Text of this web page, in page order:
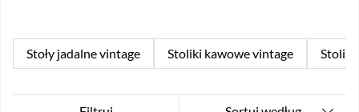
Stoły jadalne vintage Stoliki kawowe vintage Stoliki